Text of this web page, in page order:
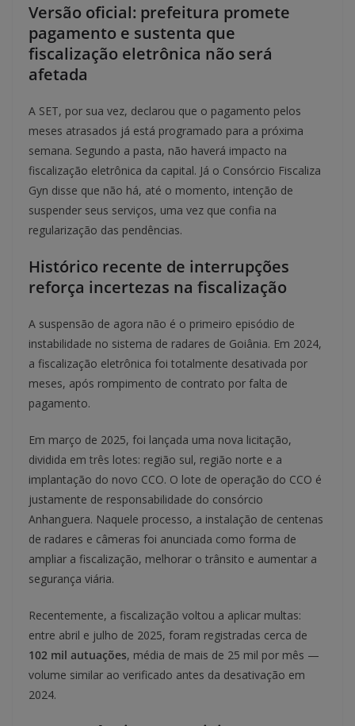
Versão oficial: prefeitura promete
pagamento e sustenta que
fiscalização eletrônica não será
afetada
A SET, por sua vez, declarou que o pagamento pelos
meses atrasados já está programado para a próxima
semana. Segundo a pasta, não haverá impacto na
fiscalização eletrônica da capital. Já o Consórcio Fiscaliza
Gyn disse que não há, até o momento, intenção de
suspender seus serviços, uma vez que confia na
regularização das pendências.
Histórico recente de interrupções
reforça incertezas na fiscalização
A suspensão de agora não é o primeiro episódio de
instabilidade no sistema de radares de Goiânia. Em 2024,
a fiscalização eletrônica foi totalmente desativada por
meses, após rompimento de contrato por falta de
pagamento.
Em março de 2025, foi lançada uma nova licitação,
dividida em três lotes: região sul, região norte e a
implantação do novo CCO. O lote de operação do CCO é
justamente de responsabilidade do consórcio
Anhanguera. Naquele processo, a instalação de centenas
de radares e câmeras foi anunciada como forma de
ampliar a fiscalização, melhorar o trânsito e aumentar a
segurança viária.
Recentemente, a fiscalização voltou a aplicar multas:
entre abril e julho de 2025, foram registradas cerca de
102 mil autuações, média de mais de 25 mil por mês —
volume similar ao verificado antes da desativação em
2024.